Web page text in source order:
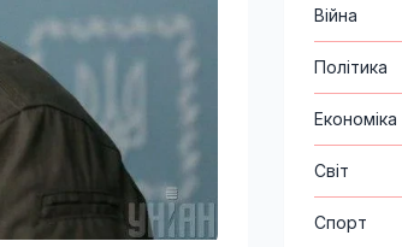
Війна
Політика
Економіка
Світ
Спорт